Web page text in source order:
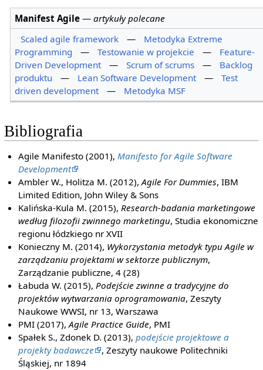
Manifest Agile —artykuły polecane
Scaled agile framework
—
Metodyka Extreme
Programming
— Testowanie w projekcie —
Feature-
Driven Development
— Scrum of scrums —
Backlog
produktu
— Lean Software Development —
Test
driven development
— Metodyka MSF
Bibliografia
Agile Manifesto (2001),Manifesto for Agile Software
Development
Ambler W., Holitza M. (2012),Agile For Dummies, IBM
Limited Edition, John Wiley & Sons
Kalińska-Kula M. (2015),Research-badania marketingowe
według filozofii zwinnego marketingu, Studia ekonomiczne
regionu łódzkiego nr XVII
Konieczny M. (2014), Wykorzystania metodyk typu Agile w
zarządzaniu projektami w sektorze publicznym,
Zarządzanie publiczne, 4 (28)
Łabuda W. (2015),Podejście zwinne a tradycyjne do
projektów wytwarzania oprogramowania, Zeszyty
Naukowe WWSI, nr 13, Warszawa
PMI (2017),Agile Practice Guide, PMI
Spałek S., Zdonek D. (2013),podejście projektowe a
projekty badawcze
, Zeszyty naukowe Politechniki
Śląskiej, nr 1894